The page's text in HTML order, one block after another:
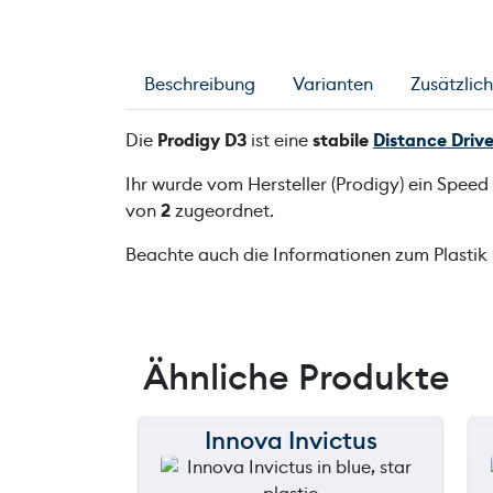
Beschreibung Varianten
Die Prodigy D3 ist einestabile Distance
Ihr wurde vom Hersteller (Prodigy) ein
von2zugeordnet.
Beachte auch die Informationen zum Plastik
Ähnliche Produkte
120 m
150 m
Innova Invictus